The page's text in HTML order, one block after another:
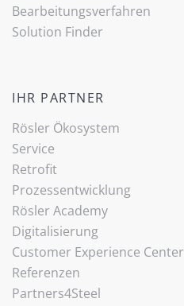
Bearbeitungsverfahren
Solution Finder
IHR PARTNER
Rösler Ökosystem
Service
Retrofit
Prozessentwicklung
Rösler Academy
Digitalisierung
Customer Experience Center
Referenzen
Partners4Steel